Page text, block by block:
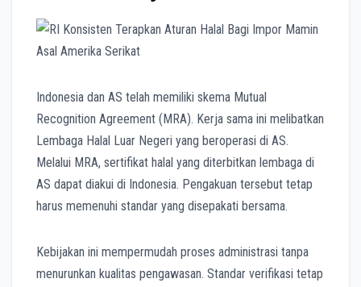
Indonesia dan AS telah memiliki skema Mutual
Recognition Agreement (MRA). Kerja sama ini melibatkan
Lembaga Halal Luar Negeri yang beroperasi di AS.
Melalui MRA, sertifikat halal yang diterbitkan lembaga di
AS dapat diakui di Indonesia. Pengakuan tersebut tetap
harus memenuhi standar yang disepakati bersama.
Kebijakan ini mempermudah proses administrasi tanpa
menurunkan kualitas pengawasan. Standar verifikasi tetap